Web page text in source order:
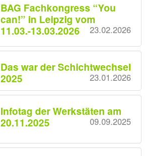
BAG Fachkongress “You
can!” in Leipzig vom
11.03.-13.03.2026
23.02.2026
Das war der Schichtwechsel
2025
23.01.2026
Infotag der Werkstäten am
20.11.2025
09.09.2025